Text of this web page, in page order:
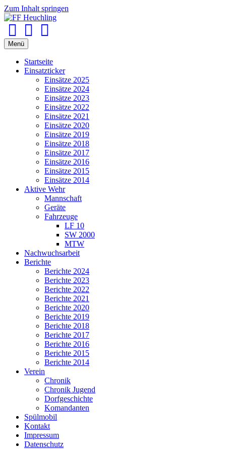
Zum Inhalt springen
Menü
Startseite
Einsatzticker
Einsätze 2025
Einsätze 2024
Einsätze 2023
Einsätze 2022
Einsätze 2021
Einsätze 2020
Einsätze 2019
Einsätze 2018
Einsätze 2017
Einsätze 2016
Einsätze 2015
Einsätze 2014
Aktive Wehr
Mannschaft
Geräte
Fahrzeuge
LF 10
SW 2000
MTW
Nachwuchsarbeit
Berichte
Berichte 2024
Berichte 2023
Berichte 2022
Berichte 2021
Berichte 2020
Berichte 2019
Berichte 2018
Berichte 2017
Berichte 2016
Berichte 2015
Berichte 2014
Verein
Chronik
Chronik Jugend
Dorfgeschichte
Komandanten
Spülmobil
Kontakt
Impressum
Datenschutz